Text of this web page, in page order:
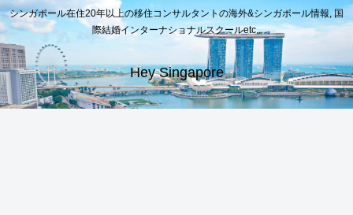
シンガポール在住20年以上の移住コンサルタントの海外&シンガポール情報, 国
際結婚インターナショナルスクールetc..
Hey Singapore